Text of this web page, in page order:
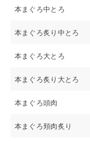
本まぐろ中とろ
本まぐろ炙り中とろ
本まぐろ大とろ
本まぐろ炙り大とろ
本まぐろ頭肉
本まぐろ頬肉炙り